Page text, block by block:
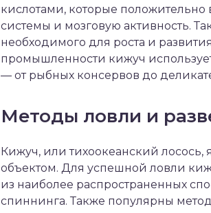
кислотами, которые положительно
системы и мозговую активность.
необходимого для роста и
промышленности кижуч
— от рыбных консервов до
Методы ловли и
Кижуч, или тихоокеанский
объектом. Для успешной ловли
из наиболее распространенных
спиннинга. Также популярны